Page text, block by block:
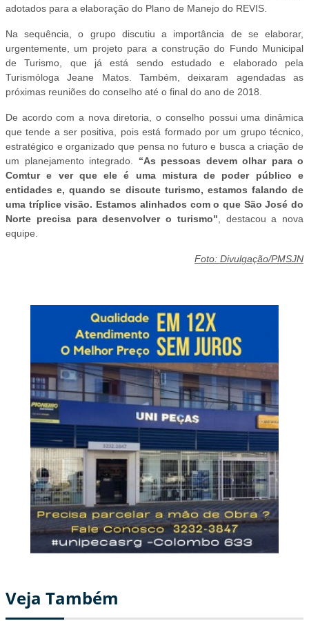
adotados para a elaboração do Plano de Manejo do REVIS.
Na sequência, o grupo discutiu a importância de se elaborar,
urgentemente, um projeto para a construção do Fundo Municipal
de Turismo, que já está sendo estudado e elaborado pela
Turismóloga Jeane Matos. Também, deixaram agendadas as
próximas reuniões do conselho até o final do ano de 2018.
De acordo com a nova diretoria, o conselho possui uma dinâmica
que tende a ser positiva, pois está formado por um grupo técnico,
estratégico e organizado que pensa no futuro e busca a criação de
um planejamento integrado. “As pessoas devem olhar para o
Comtur e ver que ele é uma mistura de poder público e
entidades e, quando se discute turismo, estamos falando de
uma tríplice visão. Estamos alinhados com o que São José do
Norte precisa para desenvolver o turismo" , destacou a nova
equipe.
Foto: Divulgação/PMSJN
Veja Também